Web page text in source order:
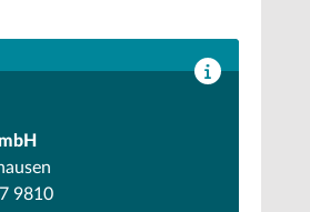
9810